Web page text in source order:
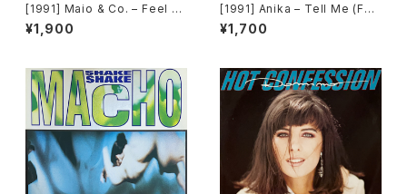
[1991] Maio & Co. – Feel T
he Groove [Time Records]
¥1,900
[1991] Anika – Tell Me (For
Your Love) [Time Records]
[TRD 1173]
¥1,700